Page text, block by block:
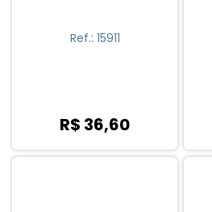
Vanish (5)
Ref.: 15911
R$ 36,60